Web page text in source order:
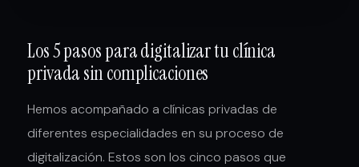
Los 5 pasos para digitalizar tu clínica
privada sin complicaciones
Hemos acompañado a clínicas privadas de
diferentes especialidades en su proceso de
digitalización. Estos son los cinco pasos que